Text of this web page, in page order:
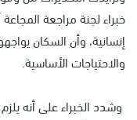
خبراء لجنة مراجعة
إنسانية، وأن السكان
والاحتياجات الأساسية.
وشدد الخبراء على أنه